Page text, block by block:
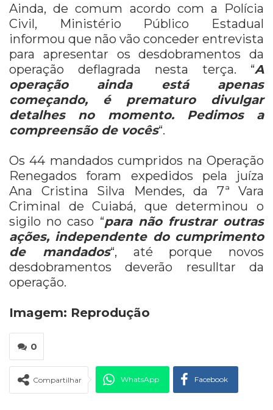
Ainda, de comum acordo com a Polícia
Civil, Ministério Público Estadual
informou que não vão conceder entrevista
para apresentar os desdobramentos da
operação deflagrada nesta terça. “A
operação ainda está apenas
começando, é prematuro divulgar
detalhes no momento. Pedimos a
compreensão de vocês“.
Os 44 mandados cumpridos na Operação
Renegados foram expedidos pela juíza
Ana Cristina Silva Mendes, da 7ª Vara
Criminal de Cuiabá, que determinou o
sigilo no caso “para não frustrar outras
ações, independente do cumprimento
de mandados“, até porque novos
desdobramentos deverão resulltar da
operação.
Imagem: Reprodução
0
Compartilhar WhatsApp Facebook